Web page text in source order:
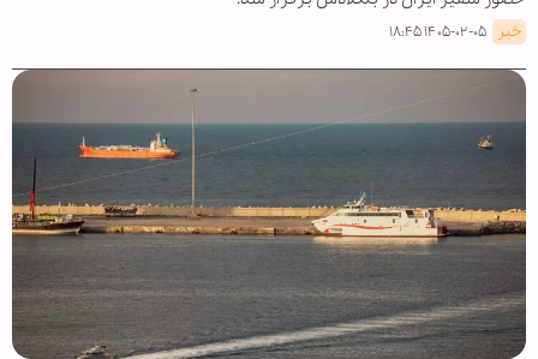
خبر ۱۴۰۵-۰۲-۰۵ ۱۸:۴۵